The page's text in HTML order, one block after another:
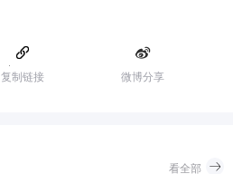
复制链接 微博分享
看全部